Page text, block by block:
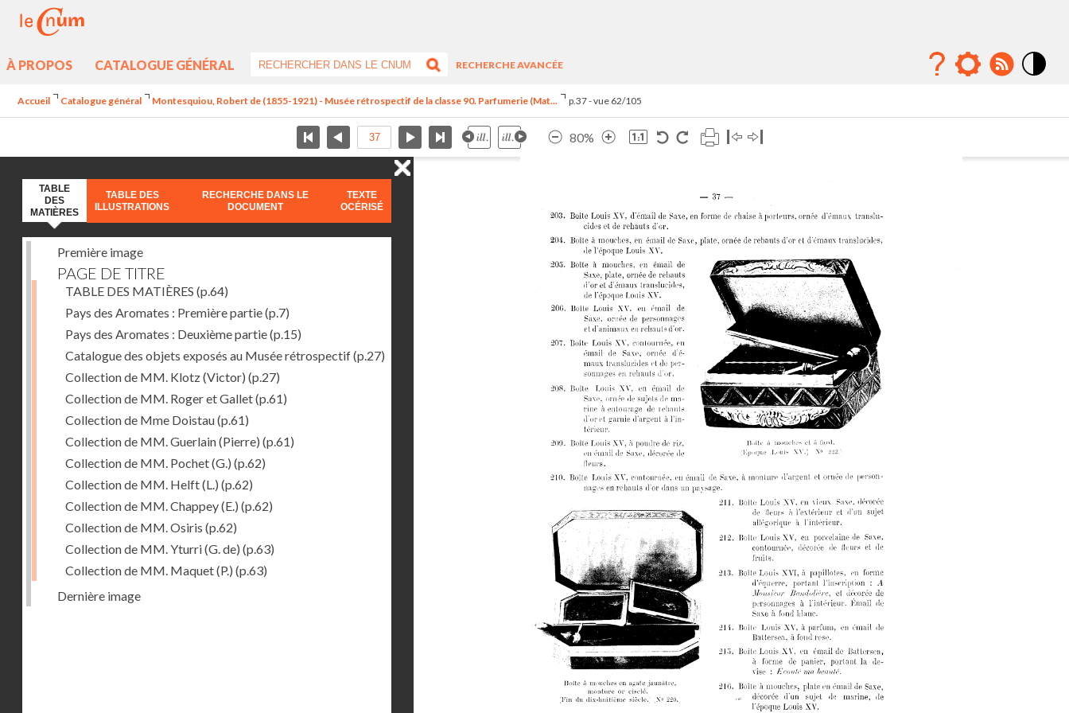
À PROPOS CATALOGUE GÉNÉRAL
RECHERCHE AVANCÉE
Accueil Catalogue général Montesquiou, Robert de (1855-1921) - Musée rétrospectif de la classe 90. Parfumerie (Mat... p.37 - vue 62/105
80%
TABLE
DES
MATIÈRES
TABLE DES
ILLUSTRATIONS
RECHERCHE DANS LE
DOCUMENT
TEXTE
OCÉRISÉ
Première image
PAGE DE TITRE
TABLE DES MATIÈRES (p.64)
Pays des Aromates : Première partie(p.7)
Pays des Aromates : Deuxième partie(p.15)
Catalogue des objets exposés au Musée rétrospectif(p.27)
Collection de MM. Klotz (Victor) (p.27)
Collection de MM. Roger et Gallet(p.61)
Collection de Mme Doistau(p.61)
Collection de MM. Guerlain (Pierre) (p.61)
Collection de MM. Pochet (G.) (p.62)
Collection de MM. Helft (L.) (p.62)
Collection de MM. Chappey (E.) (p.62)
Collection de MM. Osiris (p.62)
Collection de MM. Yturri (G. de) (p.63)
Collection de MM. Maquet (P.) (p.63)
Dernière image